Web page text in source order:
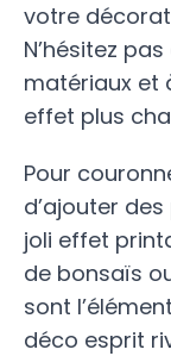
votre
N’hésitez
matériaux et
effet plus
Pour
d’ajouter
joli effet
de bonsaïs
sont
déco esprit